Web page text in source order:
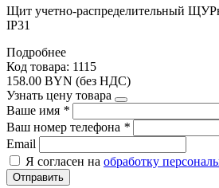
Щит учетно-распределительный
IP31
Подробнее
Код товара: 1115
158.00 BYN (без НДС)
Узнать цену товара
Ваше имя *
Ваш номер телефона *
Email
Я согласен на обработку
Отправить